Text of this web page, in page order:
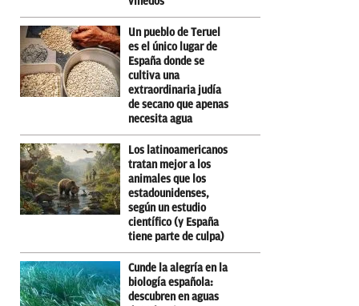
Un pueblo de Teruel
es el único lugar de
España donde se
cultiva una
extraordinaria judía
de secano que apenas
necesita agua
Los latinoamericanos
tratan mejor a los
animales que los
estadounidenses,
según un estudio
científico (y España
tiene parte de culpa)
Cunde la alegría en la
biología española:
descubren en aguas